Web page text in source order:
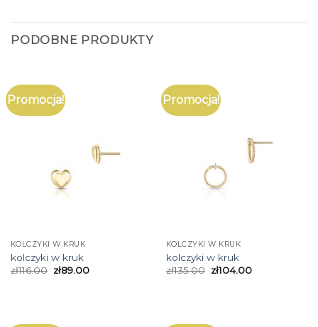
PODOBNE PRODUKTY
Promocja!
KOLCZYKI W KRUK
kolczyki w kruk
zł116.00 zł89.00
Promocja!
KOLCZYKI W KRUK
kolczyki w kruk
zł135.00 zł104.00